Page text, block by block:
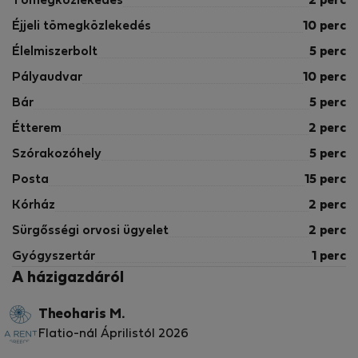
Éjjeli tömegközlekedés 10 perc
Élelmiszerbolt 5 perc
Pályaudvar 10 perc
Bár 5 perc
Étterem 2 perc
Szórakozóhely 5 perc
Posta 15 perc
Kórház 2 perc
Sürgősségi orvosi ügyelet 2 perc
Gyógyszertár 1 perc
A házigazdáról
Theoharis M.
Flatio-nál Áprilistól 2026